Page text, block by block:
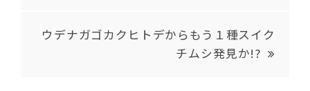
ウデナガゴカクヒトデからもう１種スイク
チムシ発見か!?